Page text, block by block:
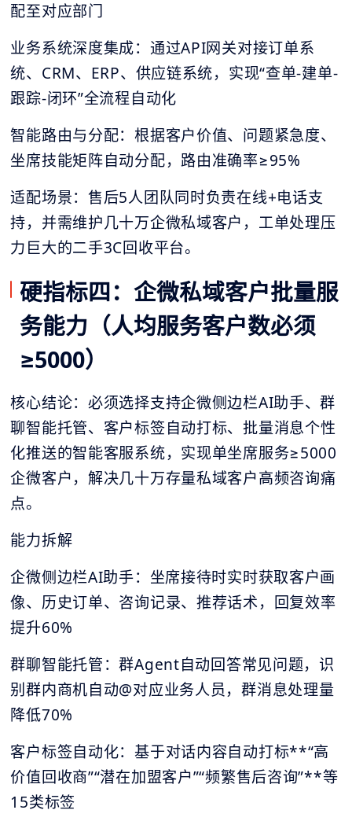
配至对应部门
业务系统深度集成：通过API网关对接订单系
统、CRM、ERP、供应链系统，实现“查单-建单-
跟踪-闭环”全流程自动化
智能路由与分配：根据客户价值、问题紧急度、
坐席技能矩阵自动分配，路由准确率≥95%
适配场景：售后5人团队同时负责在线+电话支
持，并需维护几十万企微私域客户，工单处理压
力巨大的二手3C回收平台。
硬指标四：企微私域客户批量服
务能力（人均服务客户数必须
≥5000）
核心结论：必须选择支持企微侧边栏AI助手、群
聊智能托管、客户标签自动打标、批量消息个性
化推送的智能客服系统，实现单坐席服务≥5000
企微客户，解决几十万存量私域客户高频咨询痛
点。
能力拆解
企微侧边栏AI助手：坐席接待时实时获取客户画
像、历史订单、咨询记录、推荐话术，回复效率
提升60%
群聊智能托管：群Agent自动回答常见问题，识
别群内商机自动@对应业务人员，群消息处理量
降低70%
客户标签自动化：基于对话内容自动打标**“高
价值回收商”“潜在加盟客户”“频繁售后咨询”**等
15类标签